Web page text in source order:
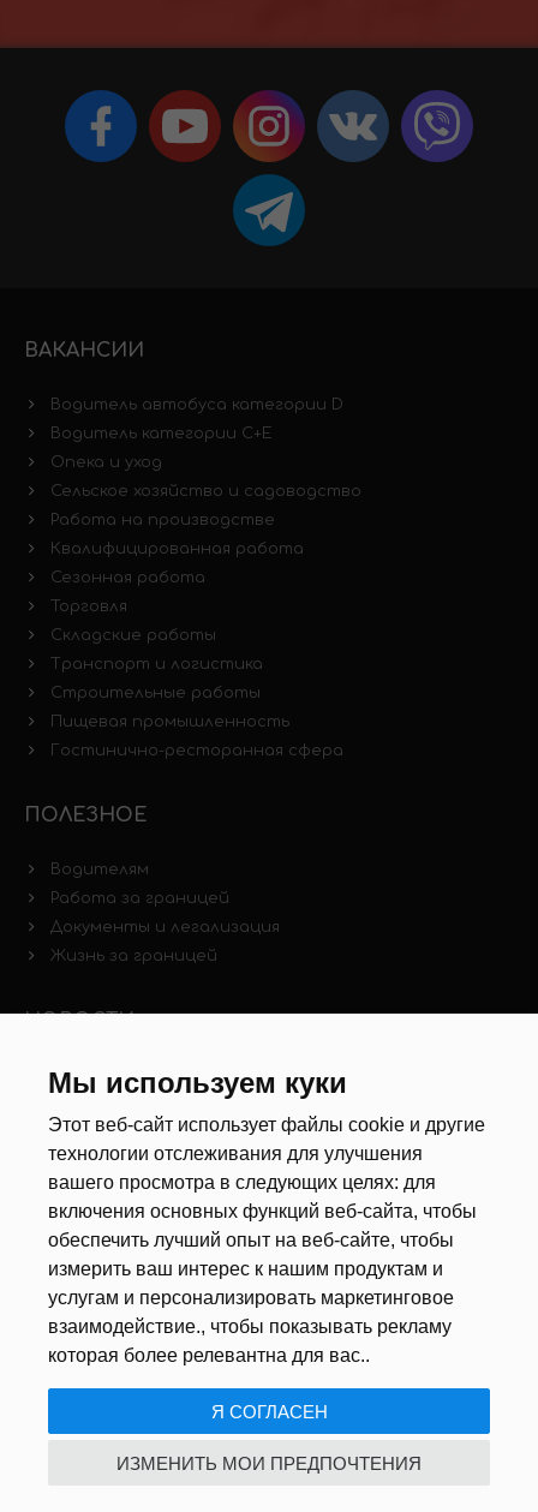
Мы используем куки
Этот веб-сайт использует файлы cookie и другие
технологии отслеживания для улучшения
вашего просмотра в следующих целях: для
включения основных функций веб-сайта, чтобы
обеспечить лучший опыт на веб-сайте, чтобы
измерить ваш интерес к нашим продуктам и
услугам и персонализировать маркетинговое
взаимодействие., чтобы показывать рекламу
которая более релевантна для вас..
Я СОГЛАСЕН
ИЗМЕНИТЬ МОИ ПРЕДПОЧТЕНИЯ
ВАКАНСИИ
Водитель автобуса категории D
Водитель категории C+E
Опека и уход
Сельское хозяйство и садоводство
Работа на производстве
Квалифицированная работа
Сезонная работа
Торговля
Складские работы
Транспорт и логистика
Строительные работы
Пищевая промышленность
Гостинично-ресторанная сфера
ПОЛЕЗНОЕ
Водителям
Работа за границей
Документы и легализация
Жизнь за границей
НОВОСТИ
Новости рынка труда
Анкета
Калькулятор дат
Документы
ПОЛИТИКА КОНФИДЕНЦИАЛЬНОСТИ/USTAWIENIA COOKIE